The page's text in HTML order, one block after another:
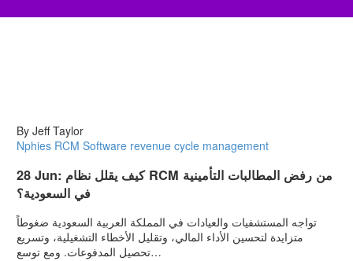
By Jeff Taylor
Nphies RCM Software revenue cycle management
28 Jun: كيف يقلل نظام RCM من رفض المطالبات التأمينية
في السعودية؟
تواجه المستشفيات والعيادات في المملكة العربية السعودية ضغوطاً
متزايدة لتحسين الأداء المالي، وتقليل الأخطاء التشغيلية، وتسريع
تحصيل المدفوعات. ومع توسع…